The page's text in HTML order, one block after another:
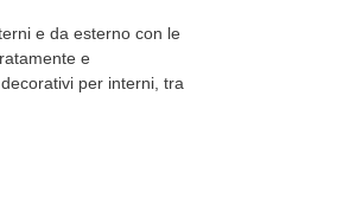
e da esterno con le
e
per interni, tra